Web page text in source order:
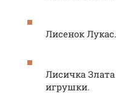
Лисенок
Лисичка
игрушки.